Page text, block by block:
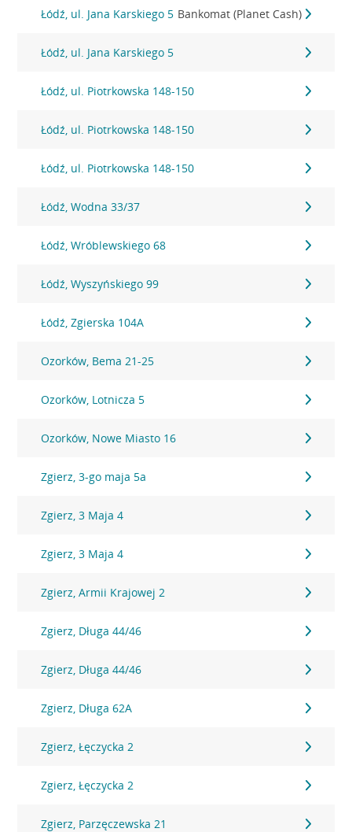
Łódź, ul. Jana Karskiego 5 Bankomat (Planet Cash)
Łódź, ul. Jana Karskiego 5
Łódź, ul. Piotrkowska 148-150
Łódź, ul. Piotrkowska 148-150
Łódź, ul. Piotrkowska 148-150
Łódź, Wodna 33/37
Łódź, Wróblewskiego 68
Łódź, Wyszyńskiego 99
Łódź, Zgierska 104A
Ozorków, Bema 21-25
Ozorków, Lotnicza 5
Ozorków, Nowe Miasto 16
Zgierz, 3-go maja 5a
Zgierz, 3 Maja 4
Zgierz, 3 Maja 4
Zgierz, Armii Krajowej 2
Zgierz, Długa 44/46
Zgierz, Długa 44/46
Zgierz, Długa 62A
Zgierz, Łęczycka 2
Zgierz, Łęczycka 2
Zgierz, Parzęczewska 21